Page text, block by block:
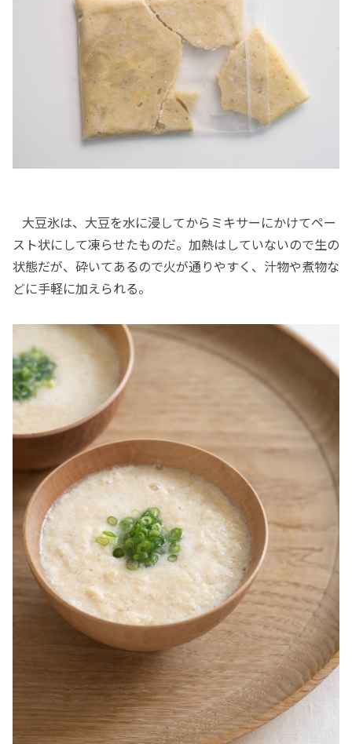
大豆氷は、大豆を水に浸してからミキサーにかけてペー
スト状にして凍らせたものだ。加熱はしていないので生の
状態だが、砕いてあるので火が通りやすく、汁物や煮物な
どに手軽に加えられる。